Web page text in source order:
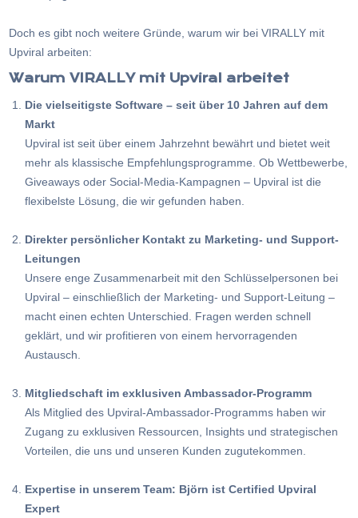
Doch es gibt noch weitere Gründe, warum wir bei VIRALLY mit
Upviral arbeiten:
Warum VIRALLY mit Upviral arbeitet
Die vielseitigste Software – seit über 10 Jahren auf dem
Markt
Upviral ist seit über einem Jahrzehnt bewährt und bietet weit
mehr als klassische Empfehlungsprogramme. Ob Wettbewerbe,
Giveaways oder Social-Media-Kampagnen – Upviral ist die
flexibelste Lösung, die wir gefunden haben.
Direkter persönlicher Kontakt zu Marketing- und Support-
Leitungen
Unsere enge Zusammenarbeit mit den Schlüsselpersonen bei
Upviral – einschließlich der Marketing- und Support-Leitung –
macht einen echten Unterschied. Fragen werden schnell
geklärt, und wir profitieren von einem hervorragenden
Austausch.
Mitgliedschaft im exklusiven Ambassador-Programm
Als Mitglied des Upviral-Ambassador-Programms haben wir
Zugang zu exklusiven Ressourcen, Insights und strategischen
Vorteilen, die uns und unseren Kunden zugutekommen.
Expertise in unserem Team: Björn ist Certified Upviral
Expert